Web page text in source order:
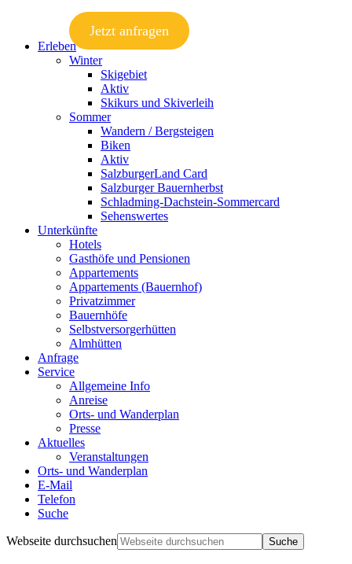
Jetzt anfragen
Erleben
Winter
Skigebiet
Aktiv
Skikurs und Skiverleih
Sommer
Wandern / Bergsteigen
Biken
Aktiv
SalzburgerLand Card
Salzburger Bauernherbst
Schladming-Dachstein-Sommercard
Sehenswertes
Unterkünfte
Hotels
Gasthöfe und Pensionen
Appartements
Appartements (Bauernhof)
Privatzimmer
Bauernhöfe
Selbstversorgerhütten
Almhütten
Anfrage
Service
Allgemeine Info
Anreise
Orts- und Wanderplan
Presse
Aktuelles
Veranstaltungen
Orts- und Wanderplan
E-Mail
Telefon
Suche
Webseite durchsuchen